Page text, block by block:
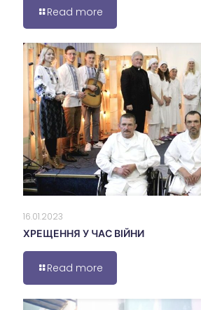
Read more
16.01.2023
ХРЕЩЕННЯ У ЧАС ВІЙНИ
Read more